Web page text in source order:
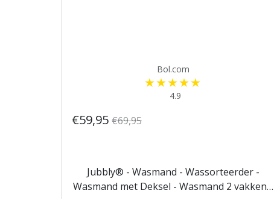
Bol.com
4.9
€59,95 €69,95
Jubbly® - Wasmand - Wassorteerder -
Wasmand met Deksel - Wasmand 2 vakken -